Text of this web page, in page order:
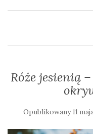
Róże jesienią
Opublikowany11